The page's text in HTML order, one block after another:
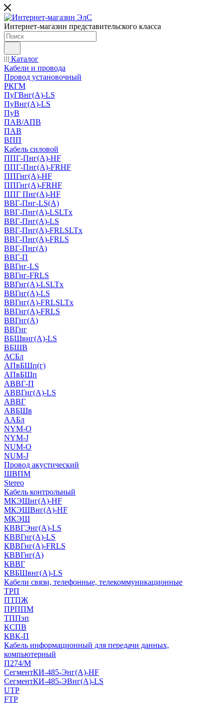
Интернет-магазин представительского класса
Каталог
Кабели и провода
Провод установочный
РКГМ
ПуГВнг(А)-LS
ПуВнг(А)-LS
ПуВ
ПАВ/АПВ
ПАВ
ВПП
Кабель силовой
ППГ-Пнг(А)-HF
ППГ-Пнг(А)-FRHF
ППГнг(А)-HF
ППГнг(А)-FRHF
ППГ Пнг(А)-HF
ВВГ-Пнг-LS(А)
ВВГ-Пнг(А)-LSLTx
ВВГ-Пнг(А)-LS
ВВГ-Пнг(А)-FRLSLTx
ВВГ-Пнг(А)-FRLS
ВВГ-Пнг(А)
ВВГ-П
ВВГнг-LS
ВВГнг-FRLS
ВВГнг(А)-LSLTx
ВВГнг(А)-LS
ВВГнг(А)-FRLSLTx
ВВГнг(А)-FRLS
ВВГнг(А)
ВВГнг
ВБШвнг(А)-LS
ВБШВ
АСБл
АПвБШп(г)
АПвБШп
АВВГ-П
АВВГнг(А)-LS
АВВГ
АВБШв
ААБл
NYM-O
NYM-J
NUM-О
NUM-J
Провод акустический
ШВПМ
Stereo
Кабель контрольный
МКЭШнг(A)-HF
МКЭШВнг(А)-HF
МКЭШ
КВВГЭнг(А)-LS
КВВГнг(А)-LS
КВВГнг(А)-FRLS
КВВГнг(А)
КВВГ
КВБШвнг(А)-LS
Кабели связи, телефонные, телекоммуникационные
ТРП
ПТПЖ
ПРППМ
ТППэп
КСПВ
КВК-П
Кабель информационный для передачи данных,
компьютерный
П274/М
СегментКИ-485-Энг(А)-HF
СегментКИ-485-ЭВнг(А)-LS
UTP
FTP